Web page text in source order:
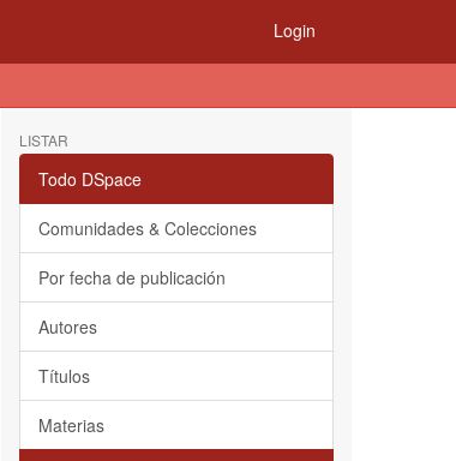
Login
LISTAR
Todo DSpace
Comunidades & Colecciones
Por fecha de publicación
Autores
Títulos
Materias